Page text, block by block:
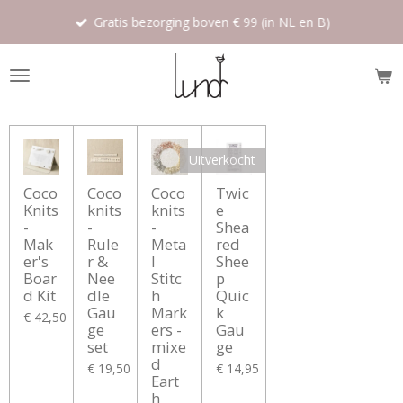
de
Gratis bezorging boven € 99 (in NL en B)
Coco
Knits
-
Mak
er's
Boar
d Kit
€ 42,50
Coco
knits
-
Rule
r &
Nee
dle
Gau
ge
set
€ 19,50
Coco
knits
-
Meta
l
Stitc
h
Mark
ers -
mixe
d
Eart
h
Uitverkocht
Twic
e
Shea
red
Shee
p
Quic
k
Gau
ge
€ 14,95